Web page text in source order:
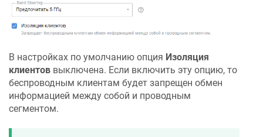
В настройках по умолчанию опция Изоляция
клиентов выключена. Если включить эту опцию, то
беспроводным клиентам будет запрещен обмен
информацией между собой и проводным
сегментом.